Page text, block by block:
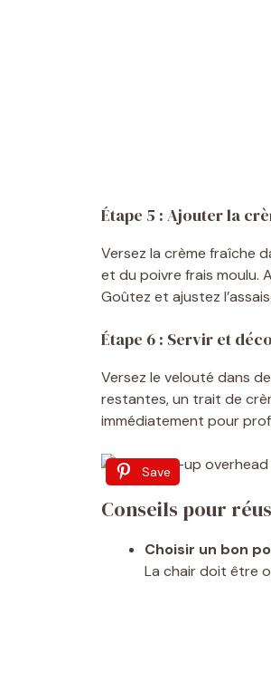
Étape 5 : Ajouter la
Versez la crème fraîche
et du poivre frais moulu.
Goûtez et ajustez
Étape 6 : Servir et
Versez le velouté dans
restantes, un trait de
immédiatement pour
Save
Conseils pour
Choisir un bon
La chair doit être